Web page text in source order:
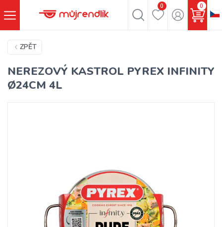
0 0
ZPĚT
NEREZOVÝ KASTROL PYREX INFINITY
Ø24CM 4L